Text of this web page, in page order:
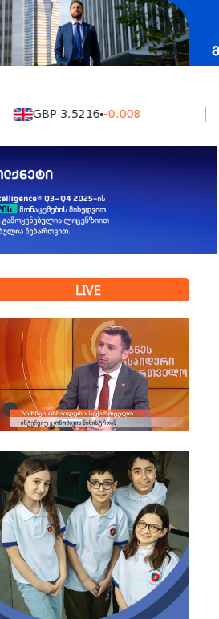
3.5216 -0.008
LIVE